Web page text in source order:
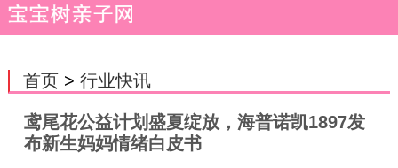
首页> 行业快讯
鸢尾花公益计划盛夏绽放，海普诺凯1897发
布新生妈妈情绪白皮书